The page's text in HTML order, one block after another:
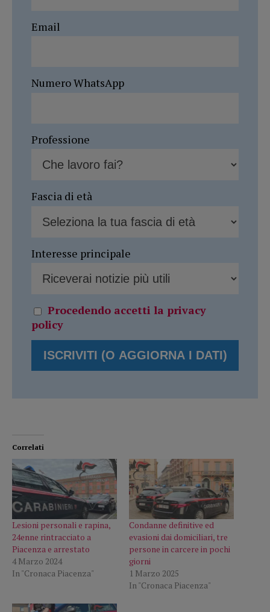
Email
Numero WhatsApp
Professione
Fascia di età
Interesse principale
Procedendo accetti la privacy
policy
Correlati
Lesioni personali e rapina,
24enne rintracciato a
Piacenza e arrestato
4 Marzo 2024
In "Cronaca Piacenza"
Condanne definitive ed
evasioni dai domiciliari, tre
persone in carcere in pochi
giorni
1 Marzo 2025
In "Cronaca Piacenza"